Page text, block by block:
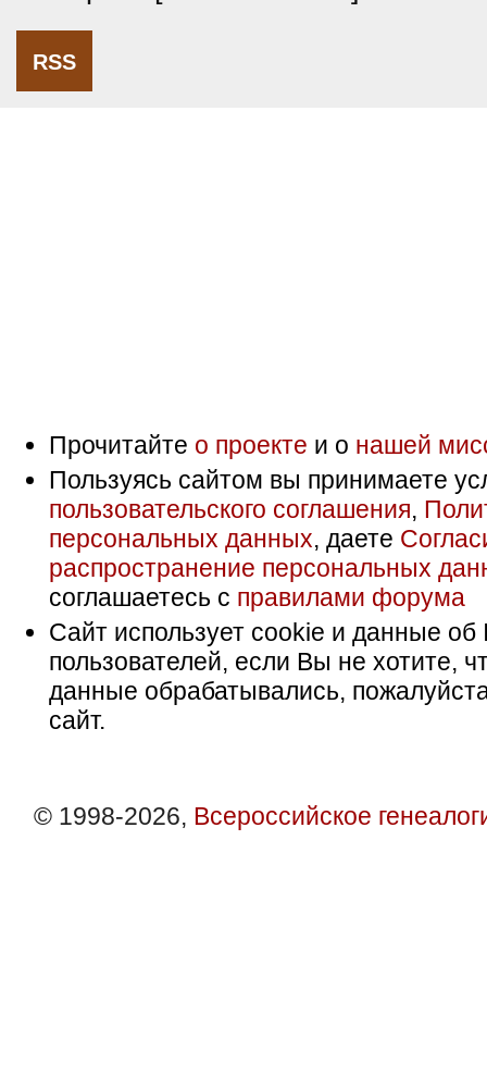
RSS
Прочитайте о проекте и о нашей
Пользуясь сайтом вы принимаете
пользовательского соглашения,
персональных данных, даете
распространение персональных
соглашаетесь с правилами форума
Сайт использует cookie и данные об
пользователей, если Вы не хотите,
данные обрабатывались,
сайт.
© 1998-2026, Всероссийское